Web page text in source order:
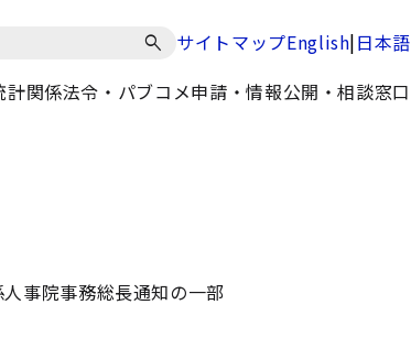
サイトマップEnglish|日本語
計関係法令・パブコメ申請・情報公開・相談窓口
事院事務総長通知の一部